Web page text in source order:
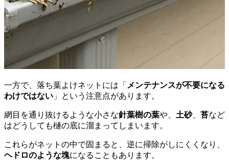
一方で、落ち葉よけネットには「 メンテナンスが不要になる
わけではない 」という注意点があります。
網目を通り抜けるような小さな針葉樹の葉や、 土砂、 苔など
はどうしても樋の底に溜まってしまいます。
これらがネットの中で固まると、逆に掃除がしにくくなり、
ヘドロのような塊になることもあります。